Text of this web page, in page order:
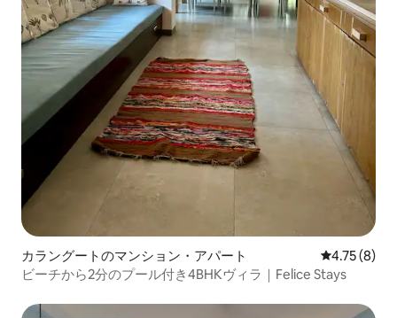
カラングートのマンション・アパート レビュー8
4.75 (8)
ビーチから2分のプール付き4BHKヴィラ｜Felice Stays